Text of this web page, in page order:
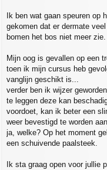
Ik ben wat gaan speuren op
gekomen dat er dermate
bomen het bos niet meer zie.
Mijn oog is gevallen op een
toen ik mijn cursus heb
vanglijn geschikt is...
verder ben ik wijzer
te leggen deze kan
voordoet, kan ik beter een
weer bevestigd te worden
ja, welke? Op het moment
een schuivende paalsteek.
Ik sta graag open voor jullie